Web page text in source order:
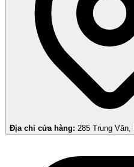
Địa chỉ cửa hàng: 285 Trung